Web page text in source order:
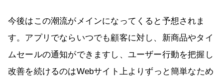
今後はこの潮流がメインになってくると予想されま
す。アプリでならいつでも顧客に対し、新商品やタイ
ムセールの通知ができますし、ユーザー行動を把握し
改善を続けるのはWebサイト上よりずっと簡単なため